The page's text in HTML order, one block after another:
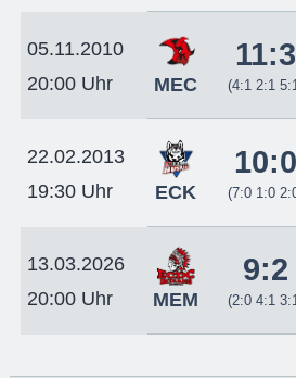
05.11.2010
20:00 Uhr
MEC
11:3
(4:1 2:1
22.02.2013
19:30 Uhr
ECK
10:0
(7:0 1:0
13.03.2026
20:00 Uhr
MEM
9:2
(2:0 4:1